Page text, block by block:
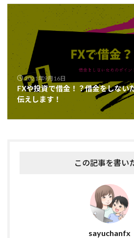
2021年9月16日
FXや投資で借金！？借金をしない
伝えします！
この記事を書い
sayuchanfx